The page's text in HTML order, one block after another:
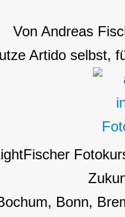
Von Andreas
Artido selbst,
Bonn,